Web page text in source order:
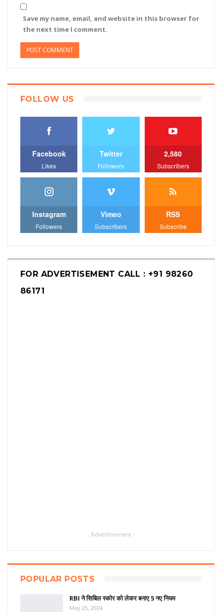
Save my name, email, and website in this browser for
the next time I comment.
FOLLOW US
Facebook
Likes
Twitter
Followers
2,580
Subscribers
Instagram
Followers
Vimeo
Subscribers
RSS
Subscribe
FOR ADVERTISEMENT CALL : +91 98260
86171
- Advertisement -
POPULAR POSTS
RBI ने सिबिल स्कोर को लेकर बनाए 5 नए नियम
May 25, 2024